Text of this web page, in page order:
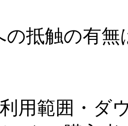
の抵触の有
用範囲・ダ